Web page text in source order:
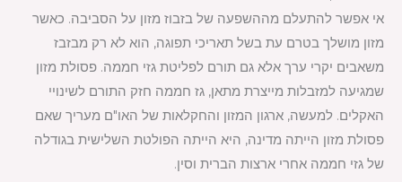
אי אפשר להתעלם מההשפעה של בזבוז מזון על הסביבה. כאשר
מזון מושלך בטרם עת בשל תאריכי תפוגה, הוא לא רק מבזבז
משאבים יקרי ערך אלא גם תורם לפליטת גזי חממה. פסולת מזון
שמגיעה למזבלות מייצרת מתאן, גז חממה חזק התורם לשינויי
האקלים. למעשה, ארגון המזון והחקלאות של האו"ם מעריך שאם
פסולת מזון הייתה מדינה, היא הייתה הפולטת השלישית בגודלה
של גזי חממה אחרי ארצות הברית וסין.